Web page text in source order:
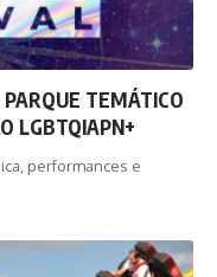
TEMÁTICO
LGBTQIAPN+
performances e